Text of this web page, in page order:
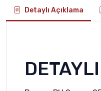
Detaylı Açıklama